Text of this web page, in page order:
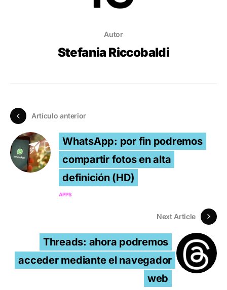
Autor
Stefania Riccobaldi
Artículo anterior
WhatsApp: por fin podremos
compartir fotos en alta
definición (HD)
APPS
Next Article
Threads: ahora podremos
acceder mediante el navegador
web